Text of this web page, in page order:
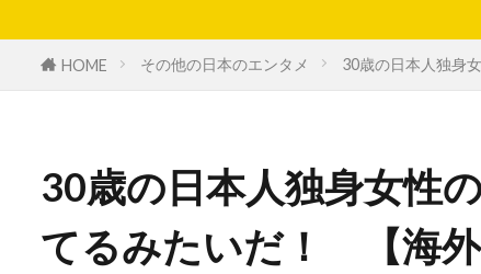
HOME その他の日本のエンタメ 30歳の日本人独身
30歳の日本人独身女性
てるみたいだ！ 【海外